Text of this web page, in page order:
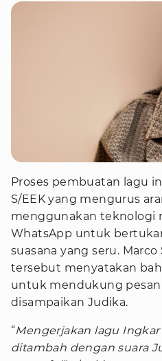
Proses pembuatan lagu
S/EEK yang mengurus
menggunakan teknologi
WhatsApp untuk
suasana yang seru.
tersebut menyatakan
untuk mendukung
disampaikan Judika.
“Mengerjakan lagu
ditambah dengan suara